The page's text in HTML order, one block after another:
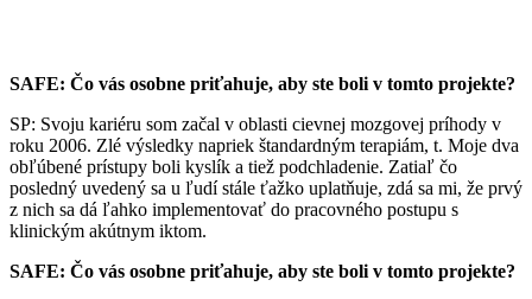
SAFE: Čo vás osobne priťahuje, aby ste boli v tomto projekte?
SP: Svoju kariéru som začal v oblasti cievnej mozgovej príhody v
roku 2006. Zlé výsledky napriek štandardným terapiám, t. Moje dva
obľúbené prístupy boli kyslík a tiež podchladenie. Zatiaľ čo
posledný uvedený sa u ľudí stále ťažko uplatňuje, zdá sa mi, že prvý
z nich sa dá ľahko implementovať do pracovného postupu s
klinickým akútnym iktom.
SAFE: Čo vás osobne priťahuje, aby ste boli v tomto projekte?